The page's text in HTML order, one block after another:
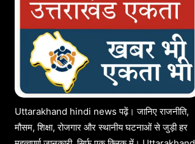
Uttarakhand hindi news पढ़ें। जानिए राजनीति,
मौसम, शिक्षा, रोजगार और स्थानीय घटनाओं से जुड़ी हर